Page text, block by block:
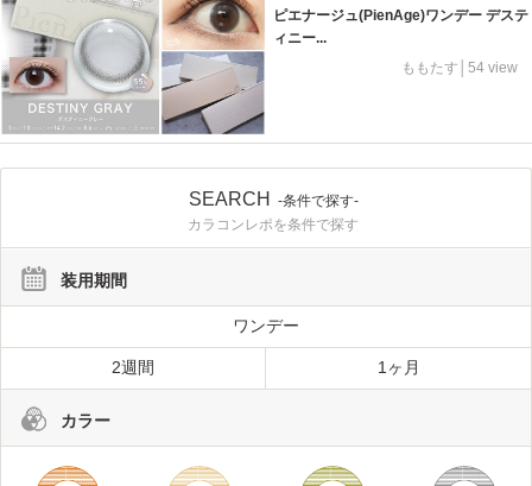
ピエナージュ(PienAge)ワンデー デステ
ィニー...
ももたす│54 view
SEARCH
-条件で探す-
カラコンレポを条件で探す
装用期間
ワンデー
2週間 1ヶ月
カラー